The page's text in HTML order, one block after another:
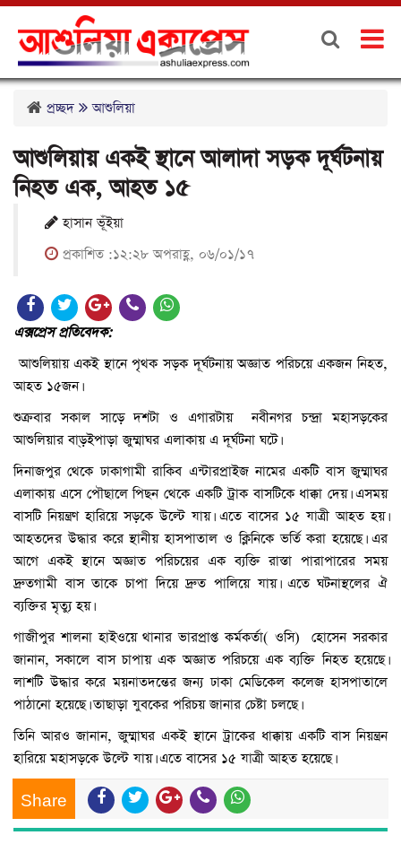
প্রচ্ছদ আশুলিয়া
আশুলিয়ায় একই স্থানে আলাদা সড়ক দূর্ঘটনায়
নিহত এক, আহত ১৫
হাসান ভূঁইয়া
প্রকাশিত :১২:২৮ অপরাহ্ণ, ০৬/০১/১৭
এক্সপ্রেস প্রতিবেদক:
আশুলিয়ায় একই স্থানে পৃথক সড়ক দূর্ঘটনায় অজ্ঞাত পরিচয়ে একজন নিহত,
আহত ১৫জন।
শুক্রবার সকাল সাড়ে দশটা ও এগারটায় নবীনগর চন্দ্রা মহাসড়কের
আশুলিয়ার বা্ড়ইপাড়া জুম্মাঘর এলাকায় এ দূর্ঘটনা ঘটে।
দিনাজপুর থেকে ঢাকাগামী রাকিব এন্টারপ্রাইজ নামের একটি বাস জুম্মাঘর
এলাকায় এসে পৌছালে পিছন থেকে একটি ট্রাক বাসটিকে ধাক্কা দেয়। এসময়
বাসটি নিয়ন্ত্রণ হারিয়ে সড়কে উল্টে যায়। এতে বাসের ১৫ যাত্রী আহত হয়।
আহতদের উদ্ধার করে স্থানীয় হাসপাতাল ও ক্লিনিকে ভর্তি করা হয়েছে। এর
আগে একই স্থানে অজ্ঞাত পরিচয়ের এক ব্যক্তি রাস্তা পারাপারের সময়
দ্রুতগামী বাস তাকে চাপা দিয়ে দ্রুত পালিয়ে যায়। এতে ঘটনাস্থলের ঐ
ব্যক্তির মৃত্যু হয়।
গাজীপুর শালনা হাইওয়ে থানার ভারপ্রাপ্ত কর্মকর্তা( ওসি) হোসেন সরকার
জানান, সকালে বাস চাপায় এক অজ্ঞাত পরিচয়ে এক ব্যক্তি নিহত হয়েছে।
লাশটি উদ্ধার করে ময়নাতদন্তের জন্য ঢাকা মেডিকেল কলেজ হাসপাতালে
পাঠানো হয়েছে। তাছাড়া যুবকের পরিচয় জানার চেষ্টা চলছে।
তিনি আরও জানান, জুম্মাঘর একই স্থানে ট্রাকের ধাক্কায় একটি বাস নিয়ন্ত্রন
হারিয়ে মহাসড়কে উল্টে যায়। এতে বাসের ১৫ যাত্রী আহত হয়েছে।
Share